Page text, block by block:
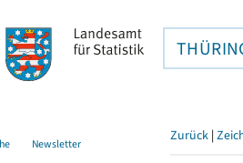
Newsletter Zurück |